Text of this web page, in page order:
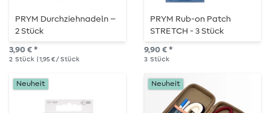
PRYM Durchziehnadeln –
2 Stück
3,90 € *
2 Stück | 1,95 € / Stück
PRYM Rub-on Patch
STRETCH - 3 Stück
9,90 € *
3 Stück
Neuheit Neuheit